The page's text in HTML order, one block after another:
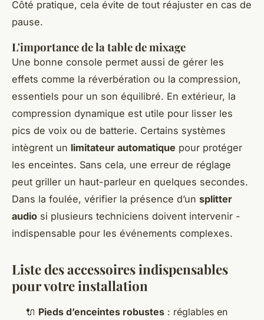
Côté pratique, cela évite de tout réajuster en cas de
pause.
L'importance de la table de mixage
Une bonne console permet aussi de gérer les
effets comme la réverbération ou la compression,
essentiels pour un son équilibré. En extérieur, la
compression dynamique est utile pour lisser les
pics de voix ou de batterie. Certains systèmes
intègrent un limitateur automatique pour protéger
les enceintes. Sans cela, une erreur de réglage
peut griller un haut-parleur en quelques secondes.
Dans la foulée, vérifier la présence d’un splitter
audio si plusieurs techniciens doivent intervenir -
indispensable pour les événements complexes.
Liste des accessoires indispensables
pour votre installation
🔌 Pieds d’enceintes robustes : réglables en